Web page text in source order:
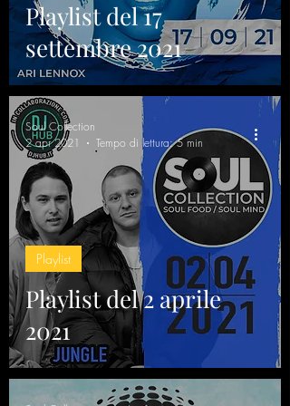
Playlist del 17
settembre 2021
Playlist del 2 aprile
2021
Playlist
Soul Collection
2 apr 2021
Tempo di lettura: 5 min